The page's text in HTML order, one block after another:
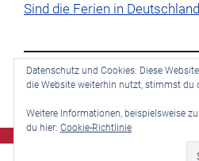
Sind die Ferien in
Es sind keine Kommentare
Datenschutz und Cookies: Diese
die Website weiterhin nutzt, stimmst du
Weitere Informationen, beispielsweise
du hier: Cookie-Richtlinie